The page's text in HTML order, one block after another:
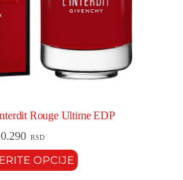
Rouge Ultime EDP
RSD
OPCIJE